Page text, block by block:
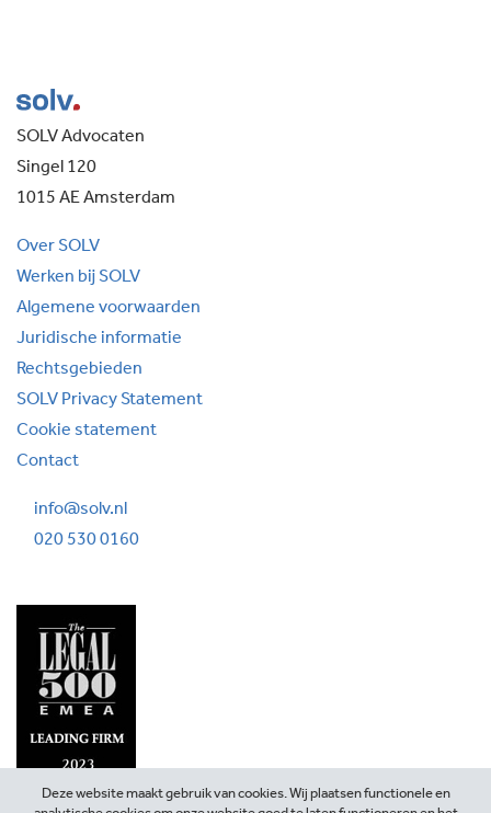
SOLV Advocaten
Singel 120
1015 AE Amsterdam
Over SOLV
Werken bij SOLV
Algemene voorwaarden
Juridische informatie
Rechtsgebieden
SOLV Privacy Statement
Cookie statement
Contact
info@solv.nl
020 530 0160
Deze website maakt gebruik van cookies. Wij plaatsen functionele en